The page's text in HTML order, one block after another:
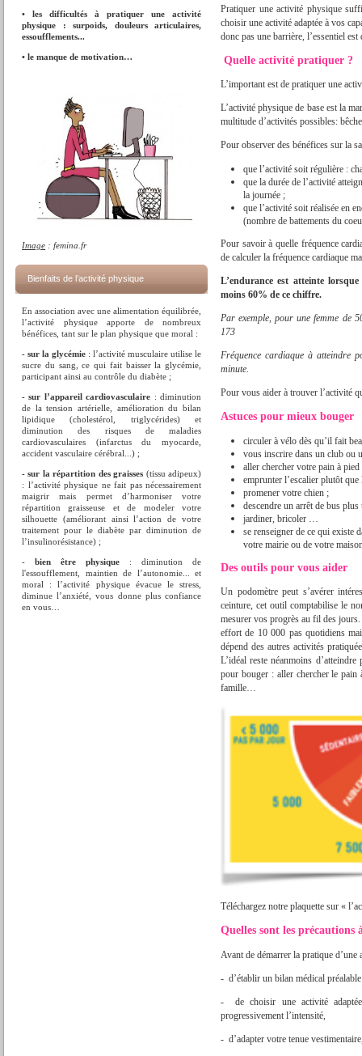
• les difficultés à pratiquer une activité
physique : surpoids, douleurs articulaires,
essoufflements...
• le manque de motivation…
Image : femina.fr
Bienfaits de l’activité physique
En association avec une alimentation équilibrée,
l’activité physique apporte de nombreux
bénéfices, tant sur le plan physique que moral :
- sur la glycémie : l’activité musculaire utilise le
sucre du sang, ce qui fait baisser la glycémie,
participant ainsi au contrôle du diabète ;
- sur l’appareil cardiovasculaire : diminution
de la tension artérielle, amélioration du bilan
lipidique (cholestérol, triglycérides) et
diminution des risques de maladies
cardiovasculaires (infarctus du myocarde,
accident vasculaire cérébral...) ;
- sur la répartition des graisses (tissu adipeux)
: l’activité physique ne fait pas nécessairement
maigrir mais permet d’harmoniser votre
répartition graisseuse et de modeler votre
silhouette (améliorant ainsi l’action de votre
traitement pour le diabète par diminution de
l’insulinorésistance) ;
- bien être physique : diminution de
l'essoufflement, maintien de l’autonomie... et
moral : l’activité physique évacue le stress,
diminue l’anxiété, vous donne plus confiance
en vous…
Pratiquer une activité physique
choisir une activité adaptée à vos
donc pas une barrière, l’essentiel
Quelle activité pratiquer ?
L’important est de pratiquer une
L’activité physique de base est la
multitude d’activités possibles:
Pour observer des bénéfices sur la
que l’activité soit régulière :
que la durée de l’activité
la journée ;
que l’activité soit réalisée en
(nombre de battements du
Pour savoir à quelle fréquence
de calculer la fréquence cardiaque
L’endurance est atteinte
moins 60% de ce chiffre.
Par exemple, pour une femme de
173
Fréquence cardiaque à atteindre
minute.
Pour vous aider à trouver l’activité
Astuces pour mieux bouger
circuler à vélo dès qu’il fait
vous inscrire dans un club ou
aller chercher votre pain à pied
emprunter l’escalier plutôt que
promener votre chien ;
descendre un arrêt de bus plus
jardiner, bricoler …
se renseigner de ce qui existe
votre mairie ou de votre
Des outils pour vous aider
Un podomètre peut s’avérer
ceinture, cet outil comptabilise le
mesurer vos progrès au fil des
effort de 10 000 pas quotidiens
dépend des autres activités
L’idéal reste néanmoins
pour bouger : aller chercher le pain
famille…
Téléchargez notre plaquette sur «
Quelles sont les précautions
Avant de démarrer la pratique
- d’établir un bilan médical
- de choisir une activité adaptée
progressivement l’intensité,
- d’adapter votre tenue